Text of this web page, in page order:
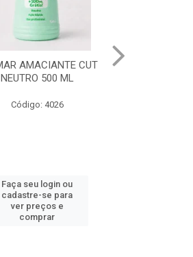
AMACIANTE CUT
MORANGO 500 ML
Código: 4025
Faça seu login ou
cadastre-se para
ver preços e
comprar